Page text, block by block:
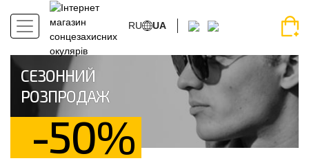
RU UA
СЕЗОННИЙ
РОЗПРОДАЖ
-50%